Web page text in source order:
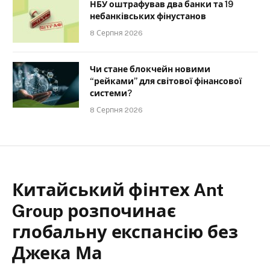
НБУ оштрафував два банки та 19
небанківських фінустанов
8 Серпня 2026
Чи стане блокчейн новими
“рейками” для світової фінансової
системи?
8 Серпня 2026
Китайський фінтех Ant
Group розпочинає
глобальну експансію без
Джека Ма